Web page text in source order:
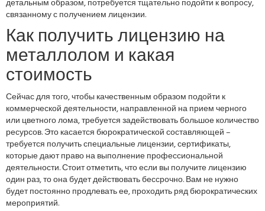
детальным образом, потребуется тщательно подойти к вопросу,
связанному с получением лицензии.
Как получить лицензию на
металлолом и какая
стоимость
Сейчас для того, чтобы качественным образом подойти к
коммерческой деятельности, направленной на прием черного
или цветного лома, требуется задействовать большое количество
ресурсов. Это касается бюрократической составляющей –
требуется получить специальные лицензии, сертификаты,
которые дают право на выполнение профессиональной
деятельности. Стоит отметить, что если вы получите лицензию
один раз, то она будет действовать бессрочно. Вам не нужно
будет постоянно продлевать ее, проходить ряд бюрократических
мероприятий.